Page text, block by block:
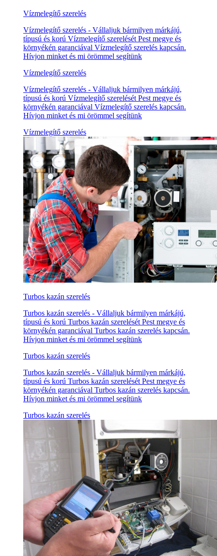
Vízmelegítő szerelés
Vízmelegítő szerelés - Vállaljuk bármilyen márkájú,
típusú és korú Vízmelegítő szerelését Pest megye és
környékén garanciával Vízmelegítő szerelés kapcsán.
Hívjon minket és mi örömmel segítünk
Vízmelegítő szerelés
Vízmelegítő szerelés - Vállaljuk bármilyen márkájú,
típusú és korú Vízmelegítő szerelését Pest megye és
környékén garanciával Vízmelegítő szerelés kapcsán.
Hívjon minket és mi örömmel segítünk
Vízmelegítő szerelés
Turbos kazán szerelés
Turbos kazán szerelés - Vállaljuk bármilyen márkájú,
típusú és korú Turbos kazán szerelését Pest megye és
környékén garanciával Turbos kazán szerelés kapcsán.
Hívjon minket és mi örömmel segítünk
Turbos kazán szerelés
Turbos kazán szerelés - Vállaljuk bármilyen márkájú,
típusú és korú Turbos kazán szerelését Pest megye és
környékén garanciával Turbos kazán szerelés kapcsán.
Hívjon minket és mi örömmel segítünk
Turbos kazán szerelés